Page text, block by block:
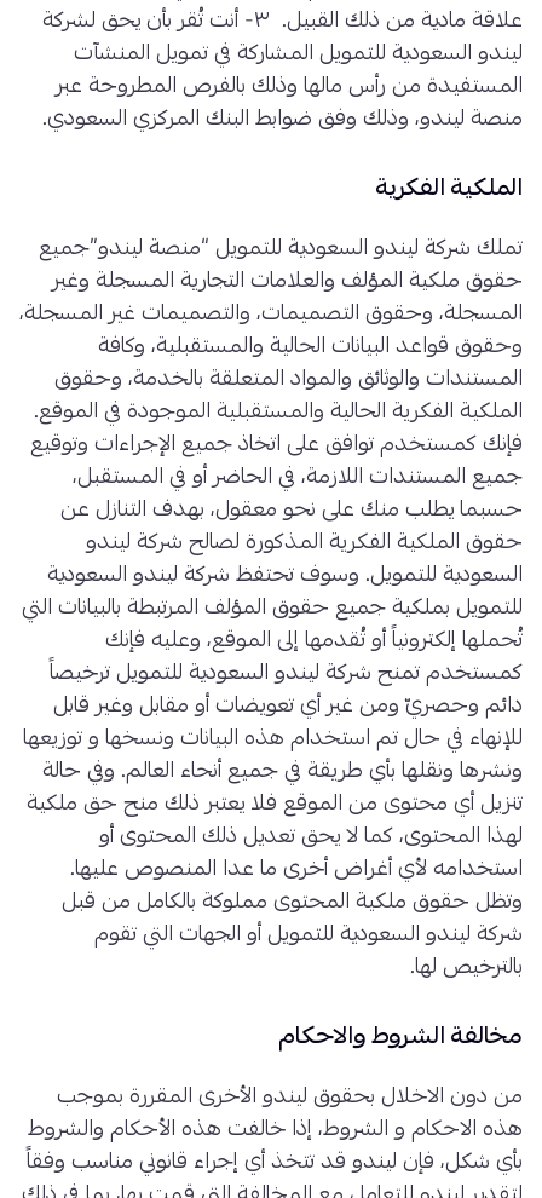
علاقة مادية من ذلك القبيل. ٣- أنت تُقر بأن يحق لشركة
ليندو السعودية للتمويل المشاركة في تمويل المنشآت
المستفيدة من رأس مالها وذلك بالفرص المطروحة عبر
منصة ليندو، وذلك وفق ضوابط البنك المركزي السعودي.
الملكية الفكرية
تملك شركة ليندو السعودية للتمويل “منصة ليندو”جميع
حقوق ملكية المؤلف والعلامات التجارية المسجلة وغير
المسجلة، وحقوق التصميمات، والتصميمات غير المسجلة،
وحقوق قواعد البيانات الحالية والمستقبلية، وكافة
المستندات والوثائق والمواد المتعلقة بالخدمة، وحقوق
الملكية الفكرية الحالية والمستقبلية الموجودة في الموقع.
فإنك كمستخدم توافق على اتخاذ جميع الإجراءات وتوقيع
جميع المستندات اللازمة، في الحاضر أو في المستقبل،
حسبما يطلب منك على نحو معقول، بهدف التنازل عن
حقوق الملكية الفكرية المذكورة لصالح شركة ليندو
السعودية للتمويل. وسوف تحتفظ شركة ليندو السعودية
للتمويل بملكية جميع حقوق المؤلف المرتبطة بالبيانات التي
تُحملها إلكترونياً أو تُقدمها إلى الموقع، وعليه فإنك
كمستخدم تمنح شركة ليندو السعودية للتمويل ترخيصاً
دائم وحصريّ ومن غير أي تعويضات أو مقابل وغير قابل
للإنهاء في حال تم استخدام هذه البيانات ونسخها و توزيعها
ونشرها ونقلها بأي طريقة في جميع أنحاء العالم. وفي حالة
تنزيل أي محتوى من الموقع فلا يعتبر ذلك منح حق ملكية
لهذا المحتوى، كما لا يحق تعديل ذلك المحتوى أو
استخدامه لأي أغراض أخرى ما عدا المنصوص عليها.
وتظل حقوق ملكية المحتوى مملوكة بالكامل من قبل
شركة ليندو السعودية للتمويل أو الجهات التي تقوم
بالترخيص لها.
مخالفة الشروط والاحكام
من دون الاخلال بحقوق ليندو الأخرى المقررة بموجب
هذه الاحكام و الشروط، إذا خالفت هذه الأحكام والشروط
بأي شكل، فإن ليندو قد تتخذ أي إجراء قانوني مناسب وفقاً